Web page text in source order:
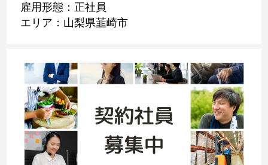
雇用形態：正社員
エリア：山梨県韮崎市